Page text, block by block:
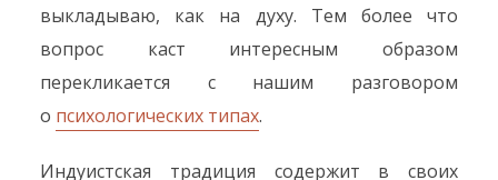
выкладываю, как на духу. Тем более что
вопрос каст интересным образом
перекликается с нашим разговором
о психологических типах.
Индуистская традиция содержит в своих